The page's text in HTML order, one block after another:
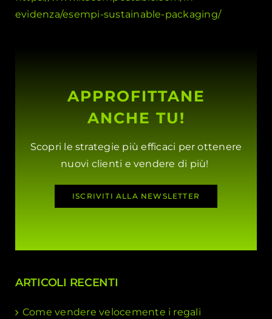
evidenza/esempi-sustainable-packaging/
APPROFITTANE
ANCHE TU!
Scopri le strategie più efficaci per ottenere
nuovi clienti e vendere di più!
ISCRIVITI ALLA NEWSLETTER
ARTICOLI RECENTI
Come vendere velocemente i regali